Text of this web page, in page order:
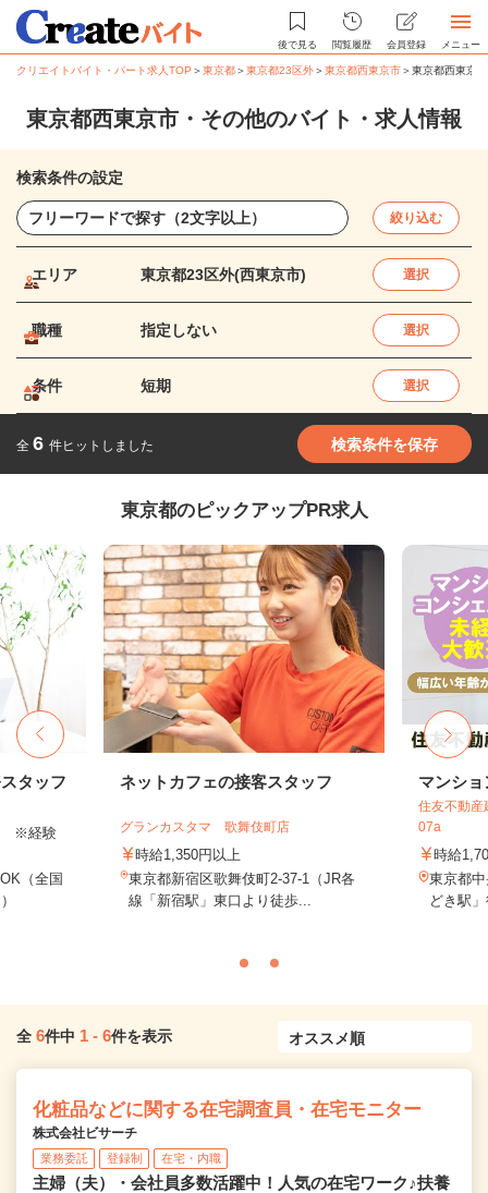
後で見る 閲覧履歴 会員登録 メニュー
クリエイトバイト・パート求人TOP ＞東京都＞東京都23区外＞東京都西東京市＞東京都西東京
東京都西東京市・その他のバイト・求人情報
検索条件の設定
絞り込む
エリア 東京都23区外(西東京市) 選択
職種 指定しない 選択
条件 短期 選択
全 6 件ヒットしました 検索条件を保存
東京都のピックアップPR求人
タッフ
※経験
（全国
ネットカフェの接客スタッフ
グランカスタマ 歌舞伎町店
時給1,350円以上
東京都新宿区歌舞伎町2-37-1（JR各
線「新宿駅」東口より徒歩...
マンシ
住友不動産
07a
時給
東京都
どき駅
全 6件中 1 - 6件を表示
化粧品などに関する在宅調査員・在宅モニター
株式会社ビサーチ
業務委託 登録制 在宅・内職
主婦（夫）・会社員多数活躍中！人気の在宅ワーク♪扶養